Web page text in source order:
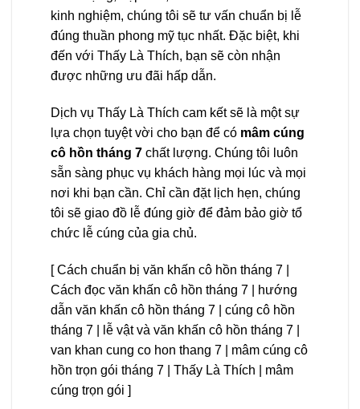
kinh nghiệm, chúng tôi sẽ tư vấn chuẩn bị lễ
đúng thuần phong mỹ tục nhất. Đặc biệt, khi
đến với Thấy Là Thích, bạn sẽ còn nhận
được những ưu đãi hấp dẫn.
Dịch vụ Thấy Là Thích cam kết sẽ là một sự
lựa chọn tuyệt vời cho bạn để có mâm cúng
cô hồn tháng 7 chất lượng. Chúng tôi luôn
sẵn sàng phục vụ khách hàng mọi lúc và mọi
nơi khi bạn cần. Chỉ cần đặt lịch hẹn, chúng
tôi sẽ giao đồ lễ đúng giờ để đảm bảo giờ tổ
chức lễ cúng của gia chủ.
[ Cách chuẩn bị văn khấn cô hồn tháng 7 |
Cách đọc văn khấn cô hồn tháng 7 | hướng
dẫn văn khấn cô hồn tháng 7 | cúng cô hồn
tháng 7 | lễ vật và văn khấn cô hồn tháng 7 |
van khan cung co hon thang 7 | mâm cúng cô
hồn trọn gói tháng 7 | Thấy Là Thích | mâm
cúng trọn gói ]